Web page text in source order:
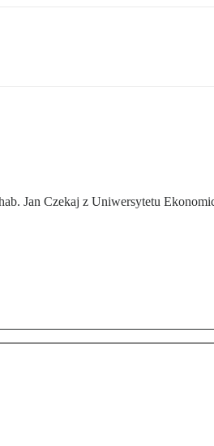
Jan Czekaj z Uniwersytetu